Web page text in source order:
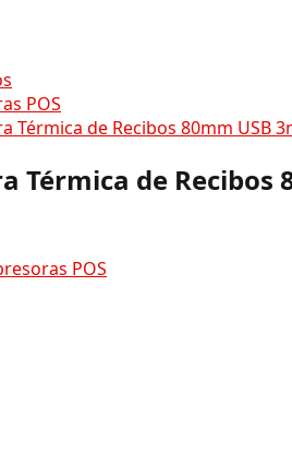
POS
Térmica de Recibos 80mm USB
Térmica de Recibos
POS